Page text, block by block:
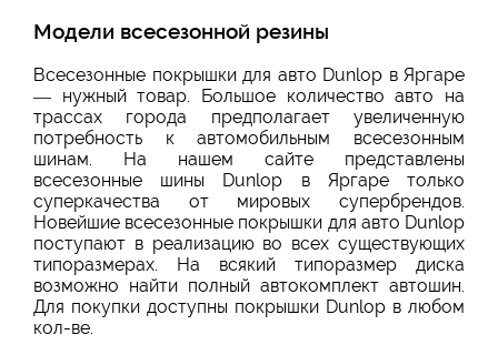
Модели всесезонной резины
Всесезонные покрышки для авто Dunlop в Яргаре
— нужный товар. Большое количество авто на
трассах города предполагает увеличенную
потребность к автомобильным всесезонным
шинам. На нашем сайте представлены
всесезонные шины Dunlop в Яргаре только
суперкачества от мировых супербрендов.
Новейшие всесезонные покрышки для авто Dunlop
поступают в реализацию во всех существующих
типоразмерах. На всякий типоразмер диска
возможно найти полный автокомплект автошин.
Для покупки доступны покрышки Dunlop в любом
кол-ве.